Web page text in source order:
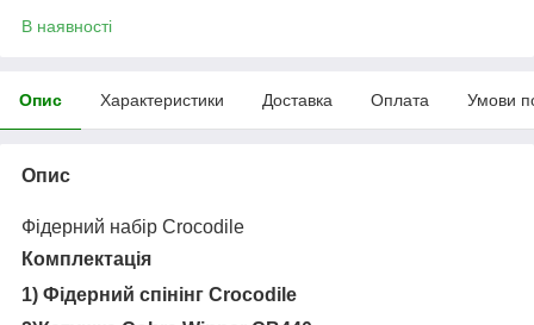
В наявності
Опис Характеристики Доставка Оплата Умови
Опис
Фідерний набір Croсоdile
Комплектація
1) Фідерний спінінг Crocodile